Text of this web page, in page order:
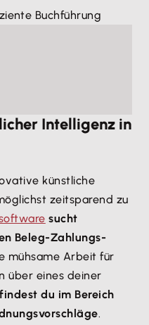
Buchführung
Intelligenz in
künstliche
zeitsparend zu
sucht
Beleg-Zahlungs-
mühsame Arbeit für
über eines deiner
findest du im Bereich
.